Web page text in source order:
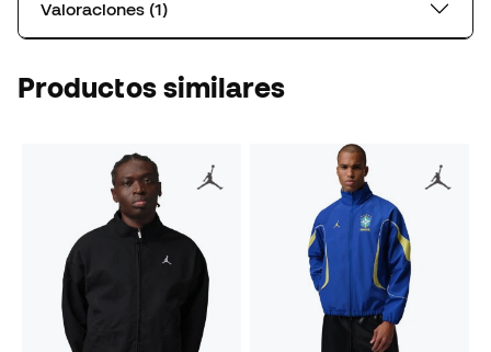
Valoraciones (1)
Productos similares